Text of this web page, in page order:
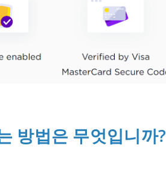
방법은 무엇입니까?